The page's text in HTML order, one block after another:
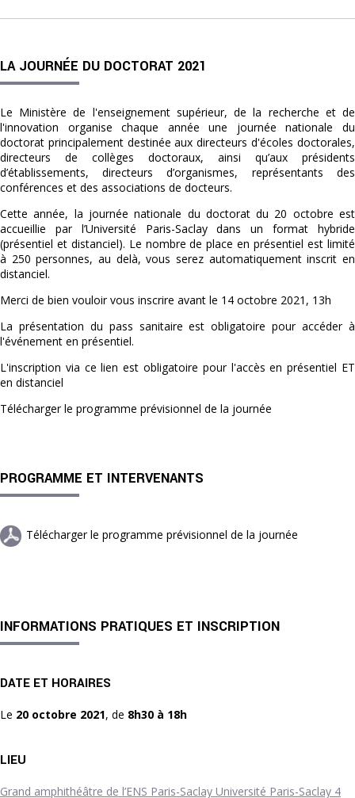
LA JOURNÉE DU DOCTORAT 2021
Le Ministère de l'enseignement supérieur, de la recherche et de
l'innovation organise chaque année une journée nationale du
doctorat principalement destinée aux directeurs d'écoles doctorales,
directeurs de collèges doctoraux, ainsi qu’aux présidents
d’établissements, directeurs d’organismes, représentants des
conférences et des associations de docteurs.
Cette année, la journée nationale du doctorat du 20 octobre est
accueillie par l’Université Paris-Saclay dans un format hybride
(présentiel et distanciel). Le nombre de place en présentiel est limité
à 250 personnes, au delà, vous serez automatiquement inscrit en
distanciel.
Merci de bien vouloir vous inscrire avant le 14 octobre 2021, 13h
La présentation du pass sanitaire est obligatoire pour accéder à
l'événement en présentiel.
L'inscription via ce lien est obligatoire pour l'accès en présentiel ET
en distanciel
Télécharger le programme prévisionnel de la journée
PROGRAMME ET INTERVENANTS
Télécharger le programme prévisionnel de la journée
INFORMATIONS PRATIQUES ET INSCRIPTION
DATE ET HORAIRES
Le 20 octobre 2021, de 8h30 à 18h
LIEU
Grand amphithéâtre de l’ENS Paris-Saclay Université Paris-Saclay 4